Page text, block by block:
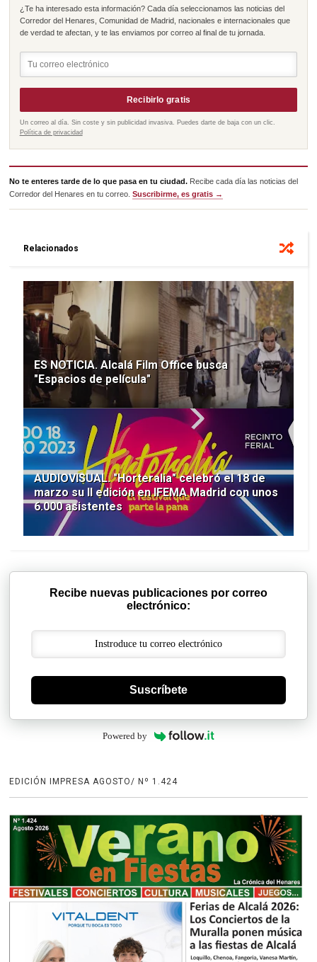
¿Te ha interesado esta información? Cada día seleccionamos las noticias del
Corredor del Henares, Comunidad de Madrid, nacionales e internacionales que
de verdad te afectan, y te las enviamos por correo al final de tu jornada.
Recibirlo gratis
Un correo al día. Sin coste y sin publicidad invasiva. Puedes darte de baja con un clic.
Política de privacidad
No te enteres tarde de lo que pasa en tu ciudad. Recibe cada día las noticias del
Corredor del Henares en tu correo.Suscribirme, es gratis →
Relacionados
ES NOTICIA. Alcalá Film Office busca
"Espacios de película"
AUDIOVISUAL. "Horteralia" celebró el 18 de
marzo su II edición en IFEMA Madrid con unos
6.000 asistentes
Recibe nuevas publicaciones por correo
electrónico:
Suscríbete
Powered by
EDICIÓN IMPRESA AGOSTO/ Nº 1.424